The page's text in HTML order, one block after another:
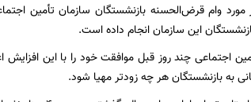
وام قرض‌الحسنه بازنشستگان سازمان تأمین
این سازمان انجام داده است.
اجتماعی چند روز قبل موافقت خود را با این